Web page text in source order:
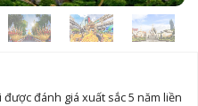
đánh giá xuất sắc 5 năm liền